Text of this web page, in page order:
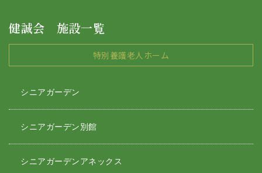
健誠会 施設一覧
特別養護老人ホーム
シニアガーデン
シニアガーデン別館
シニアガーデンアネックス